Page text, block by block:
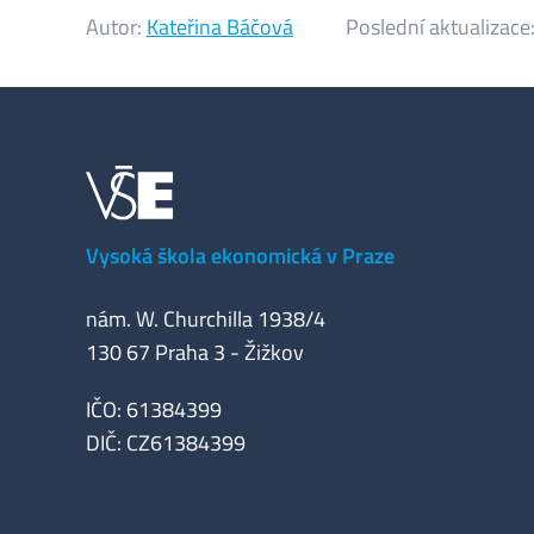
Autor: Kateřina Báčová Poslední aktualizace:
Vysoká škola ekonomická v Praze
nám. W. Churchilla 1938/4
130 67 Praha 3 - Žižkov
IČO: 61384399
DIČ: CZ61384399